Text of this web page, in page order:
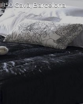
Gavà, Barcelona